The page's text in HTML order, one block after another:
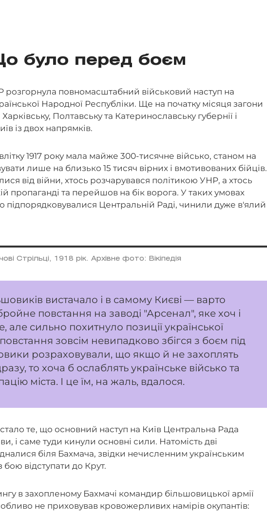
було перед боєм
розгорнула повномасштабний військовий наступ на
Народної Республіки. Ще на початку місяця загони
Полтавську та Катеринославську губернії і
із двох напрямків.
1917 року мала майже 300-тисячне військо, станом на
лише на близько 15 тисяч вірних і вмотивованих бійців.
від війни, хтось розчарувався політикою УНР, а хтось
пропаганді та перейшов на бік ворога. У таких умовах
підпорядковувалися Центральній Раді, чинили дуже в'ялий
Стрільці, 1918 рік. Архівне фото: Вікіпедія
вистачало і в самому Києві — варто
повстання на заводі "Арсенал", яке хоч і
сильно похитнуло позиції української
зовсім невипадково збігся з боєм під
розраховували, що якщо й не захоплять
то хоча б ослаблять українське військо та
міста. І це їм, на жаль, вдалося.
те, що основний наступ на Київ Центральна Рада
і саме туди кинули основні сили. Натомість дві
біля Бахмача, звідки нечисленним українським
відступати до Крут.
в захопленому Бахмачі командир більшовицької армії
не приховував кровожерливих намірів окупантів: